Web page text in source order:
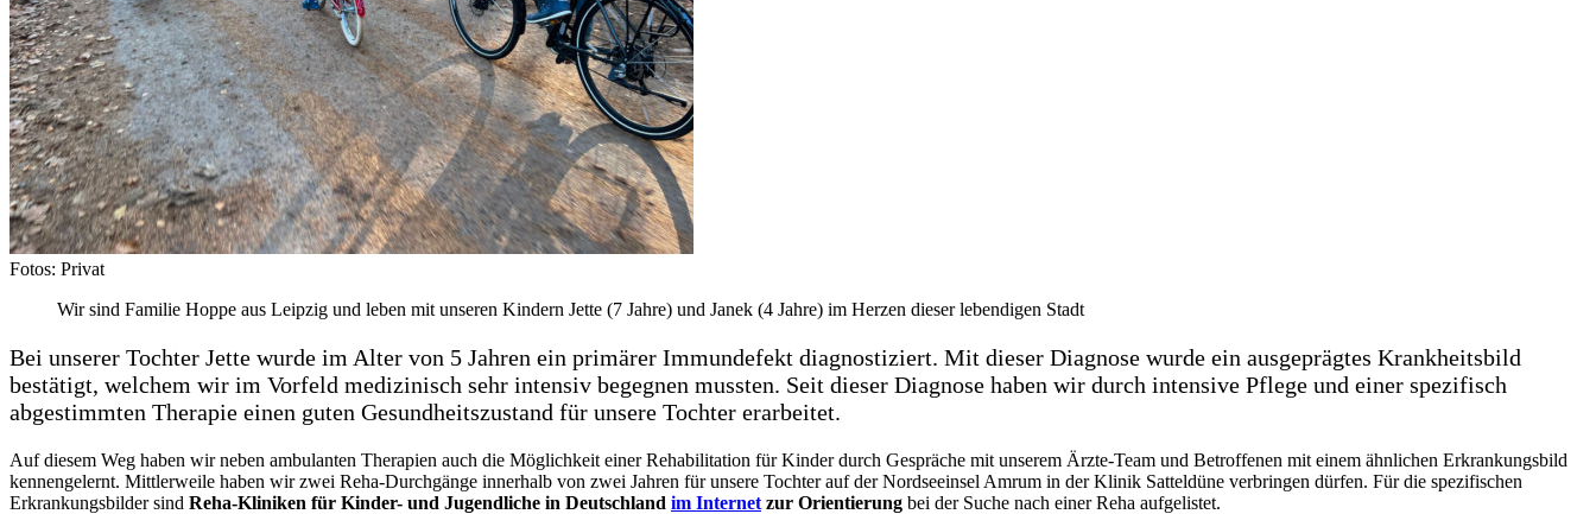
Fotos: Privat
Wir sind Familie Hoppe aus Leipzig und leben mit unseren Kindern Jette (7 Jahre) und Janek (4 Jahre) im Herzen dieser lebendigen Stadt
Bei unserer Tochter Jette wurde im Alter von 5 Jahren ein primärer Immundefekt diagnostiziert. Mit dieser Diagnose wurde ein ausgeprägtes Krankheitsbild
bestätigt, welchem wir im Vorfeld medizinisch sehr intensiv begegnen mussten. Seit dieser Diagnose haben wir durch intensive Pflege und einer spezifisch
abgestimmten Therapie einen guten Gesundheitszustand für unsere Tochter erarbeitet.
Auf diesem Weg haben wir neben ambulanten Therapien auch die Möglichkeit einer Rehabilitation für Kinder durch Gespräche mit unserem Ärzte-Team und Betroffenen mit einem ähnlichen Erkrankungsbild
kennengelernt. Mittlerweile haben wir zwei Reha-Durchgänge innerhalb von zwei Jahren für unsere Tochter auf der Nordseeinsel Amrum in der Klinik Satteldüne verbringen dürfen. Für die spezifischen
Erkrankungsbilder sind Reha-Kliniken für Kinder- und Jugendliche in Deutschland im Internet zur Orientierung bei der Suche nach einer Reha aufgelistet.